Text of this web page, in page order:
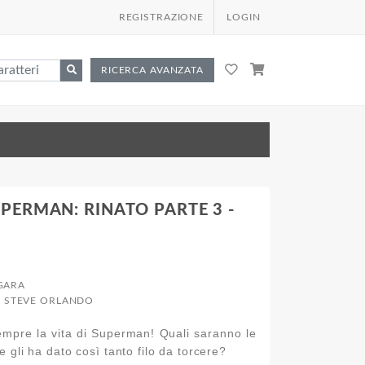
REGISTRAZIONE LOGIN
RICERCA AVANZATA
RINATO PARTE 3 -
ORLANDO
la vita di Superman! Quali saranno le
gli ha dato così tanto filo da torcere?